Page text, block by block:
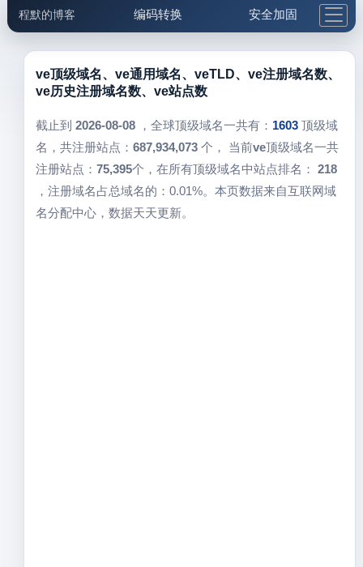
程默的博客 编码转换 安全加固
邮件工具 生活便民 更多工具
5.1支付宝大红包
ve顶级域名、ve通用域名、veTLD、ve注册域名数、
ve历史注册域名数、ve站点数
截止到 2026-08-08，全球顶级域名一共有： 1603 顶级域
名，共注册站点： 687,934,073 个， 当前ve顶级域名一共
注册站点： 75,395个，在所有顶级域名中站点排名： 218
，注册域名占总域名的：0.01%。本页数据来自互联网域
名分配中心，数据天天更新。